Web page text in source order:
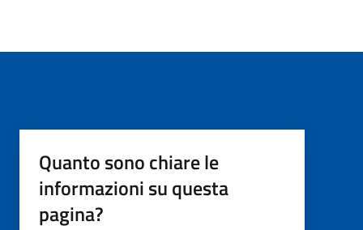
Quanto sono chiare le
informazioni su questa
pagina?